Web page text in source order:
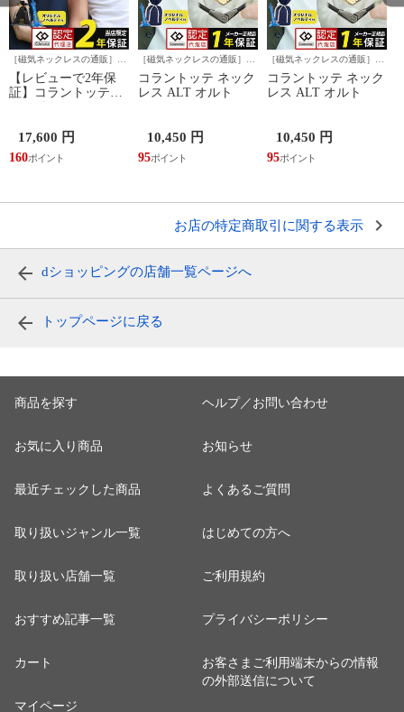
［磁気ネックレスの通販］ほ
ぐしやLABO
【レビューで2年保
証】コラントッテ
TAO ネックレス
17,600 円
160
［磁気ネックレスの通販］ほ
ぐしやLABO
コラントッテ ネック
レス ALT オルト
10,450 円
95
［磁気ネックレスの通販］ほ
ぐしやLABO
コラントッテ ネック
レス ALT オルト
10,450 円
95
お店の特定商取引に関する表示
dショッピングの店舗一覧ページへ
トップページに戻る
商品を探す
お気に入り商品
最近チェックした商品
取り扱いジャンル一覧
取り扱い店舗一覧
おすすめ記事一覧
カート
マイページ
ヘルプ／お問い合わせ
お知らせ
よくあるご質問
はじめての方へ
ご利用規約
プライバシーポリシー
お客さまご利用端末からの情報
の外部送信について